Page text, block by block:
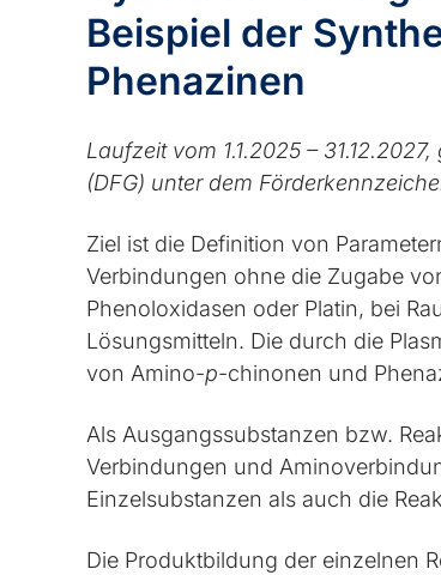
Beispiel der
Phenazinen
Laufzeit vom 1.1.2025 –
(DFG) unter dem
Ziel ist die Definition von
Verbindungen ohne die Zugabe
Phenoloxidasen oder Platin, bei
Lösungsmitteln. Die durch die
von Amino-p-chinonen und
Als Ausgangssubstanzen bzw.
Verbindungen und
Einzelsubstanzen als auch die
Die Produktbildung der einzelnen